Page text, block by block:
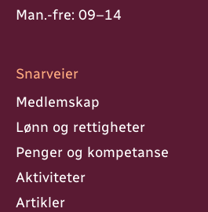
Man.-fre: 09–14
Snarveier
Medlemskap
Lønn og rettigheter
Penger og kompetanse
Aktiviteter
Artikler